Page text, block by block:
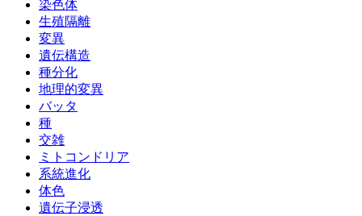
染色体
生殖隔離
変異
遺伝構造
種分化
地理的変異
バッタ
種
交雑
ミトコンドリア
系統進化
体色
遺伝子浸透